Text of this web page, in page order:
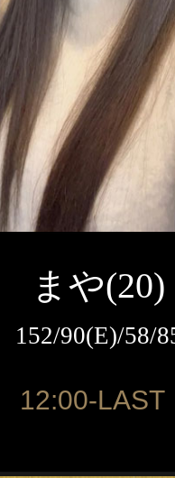
まや(20)
152/90(E)/58/
12:00-LAST